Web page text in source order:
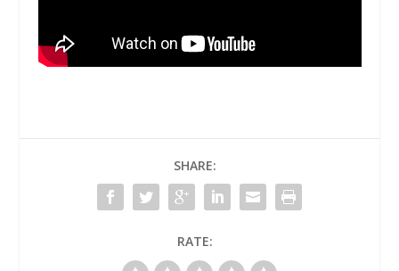
SHARE:
RATE: